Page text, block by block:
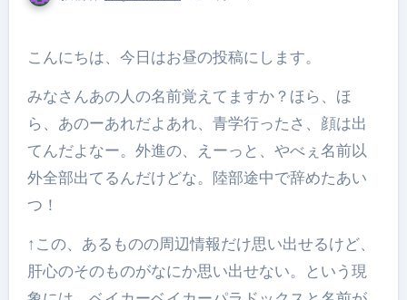
こんにちは、今日はお昼の投稿にします。
みなさんあの人の名前覚えてますか？ほら、ほ
ら、あのーあれだよあれ、青学行ったさ、顔は出
てんだよなー。外進の、えーっと、やべぇ名前以
外全部出てるんだけどな。陸部途中で辞めたあい
つ！
↑この、あるものの周辺情報だけ思い出せるけど、
肝心のそのものがなにか思い出せない。という現